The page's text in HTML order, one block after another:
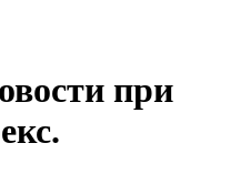
при